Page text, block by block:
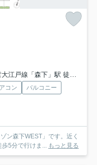
江戸線「森下」駅 徒歩4分
コン
バルコニー
ン森下WEST」です。近く
5分で行けま...
もっと見る